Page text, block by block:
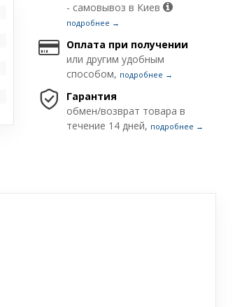
- самовывоз в Киев
подробнее →
Оплата при получении
или другим удобным
способом, подробнее →
Гарантия
обмен/возврат товара в
течение 14 дней, подробнее →